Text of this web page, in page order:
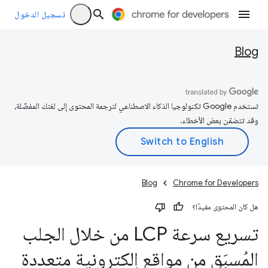
تسجيل الدخول
Blog
تستخدم Google تكنولوجيا الذكاء الاصطناعي لترجمة المحتوى إلى لغتك المفضّلة،
وقد تتضمّن بعض الأخطاء.
Chrome for Developers
Blog
هل كان المحتوى مفيدًا؟
تسريع سرعة LCP من خلال الجلب
المُسبَق من مواقع إلكترونية متعددة